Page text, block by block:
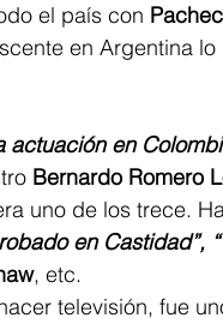
el país con
en Argentina
actuación en
Bernardo Romero
uno de los trece.
en Castidad”,
, etc.
televisión, fue